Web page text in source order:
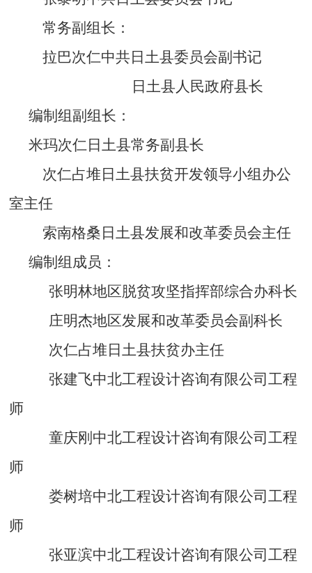
常务副组长：
拉巴次仁中共日土县委员会副书记
日土县人民政府县长
编制组副组长：
米玛次仁日土县常务副县长
次仁占堆日土县扶贫开发领导小组办公
室主任
索南格桑日土县发展和改革委员会主任
编制组成员：
张明林地区脱贫攻坚指挥部综合办科长
庄明杰地区发展和改革委员会副科长
次仁占堆日土县扶贫办主任
张建飞中北工程设计咨询有限公司工程
师
童庆刚中北工程设计咨询有限公司工程
师
娄树培中北工程设计咨询有限公司工程
师
张亚滨中北工程设计咨询有限公司工程